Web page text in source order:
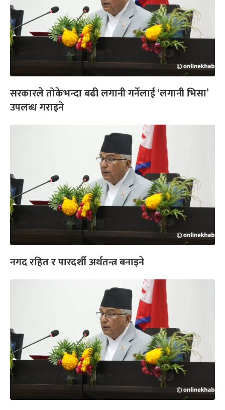
सरकारले तोकेभन्दा बढी लगानी गर्नेलाई ‘लगानी भिसा’
उपलब्ध गराइने
नगद रहित र पारदर्शी अर्थतन्त्र बनाइने